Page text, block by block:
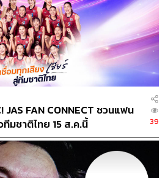
คือปัจจัยพื้นฐานและศักยภาพของจีน
ฟู เชื่อว่าพื้นฐานทางเศรษฐกิจของ
ะลอตัวของเศรษฐกิจจีนในขณะนี้
ดยชี้ให้เห็นถึงตัวแปรและปัจจัยพื้น
ชี้ถึงศักยภาพของจีนในระยะยาว
ลื่อนการเติบโตทางเศรษฐกิจของจีน
ด สรุปได้ดังนี้
ละนวัตกรรม
จีนมีความก้าวหน้า
เด่น โดยเฉพาะเทคโนโลยีแห่ง
FAN CONNECT ชวนแฟน
มชาติไทย 15 ส.ค.นี้
39